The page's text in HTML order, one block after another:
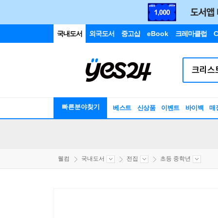
국내도서 외국도서 중고샵 eBook 크레마클럽
빠른분야찾기 베스트 신상품 이벤트 바이백 매
웰컴 국내도서 전집 초등 중학년